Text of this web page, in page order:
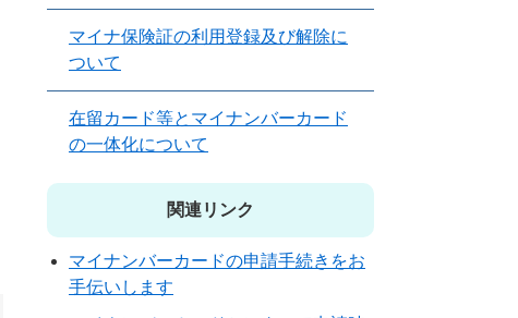
マイナ保険証の利用登録及び解除に
ついて
在留カード等とマイナンバーカード
の一体化について
関連リンク
マイナンバーカードの申請手続きをお
手伝いします